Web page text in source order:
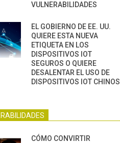
VULNERABILIDADES
EL GOBIERNO DE EE. UU.
QUIERE ESTA NUEVA
ETIQUETA EN LOS
DISPOSITIVOS IOT
SEGUROS O QUIERE
DESALENTAR EL USO DE
DISPOSITIVOS IOT CHINOS
CÓMO CONVIRTIR